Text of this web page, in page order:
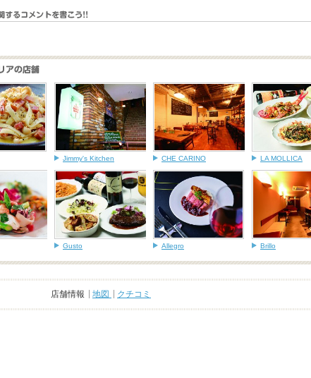
Jimmy's Kitchen CHE CARINO LA MOLLICA
Gusto Allegro Brillo
店舗情報 地図 クチコミ